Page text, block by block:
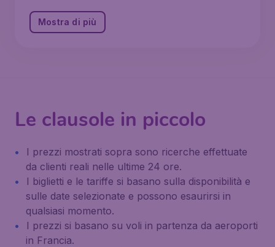
Mostra di più
Le clausole in piccolo
I prezzi mostrati sopra sono ricerche effettuate
da clienti reali nelle ultime 24 ore.
I biglietti e le tariffe si basano sulla disponibilità e
sulle date selezionate e possono esaurirsi in
qualsiasi momento.
I prezzi si basano su voli in partenza da aeroporti
in Francia.